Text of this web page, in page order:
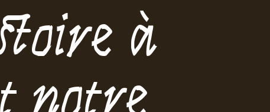
à
notre